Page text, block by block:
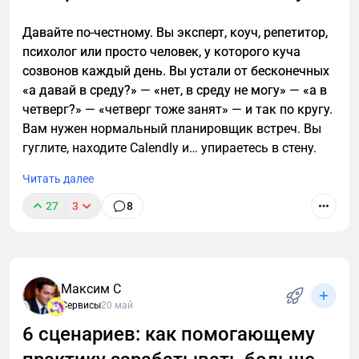
Давайте по-честному. Вы эксперт, коуч, репетитор,
психолог или просто человек, у которого куча
созвонов каждый день. Вы устали от бесконечных
«а давай в среду?» — «нет, в среду не могу» — «а в
четверг?» — «четверг тоже занят» — и так по кругу.
Вам нужен нормальный планировщик встреч. Вы
гуглите, находите Calendly и… упираетесь в стену.
Читать далее
27 3 8
Максим С
Сервисы20 май
6 сценариев: как помогающему